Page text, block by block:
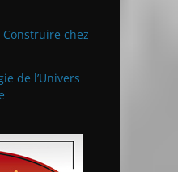
Construire chez
de l’Univers